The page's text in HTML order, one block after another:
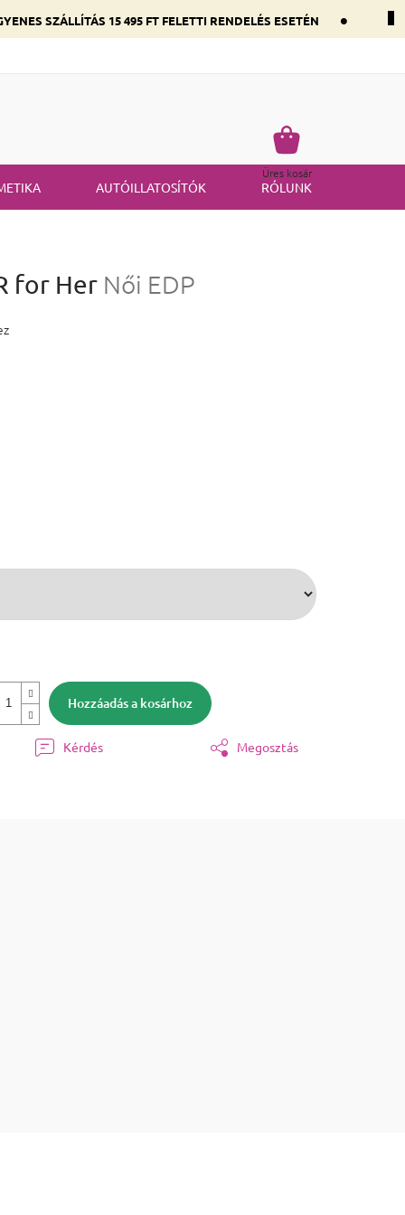
SZÁLLÍTÁS 15 495 FT FELETTI RENDELÉS ESETÉN •
Kosár
Üres kosár
AUTÓILLATOSÍTÓK RÓLUNK
for Her Női EDP
csillag.
Hozzáadás a kosárhoz
Kérdés Megosztás